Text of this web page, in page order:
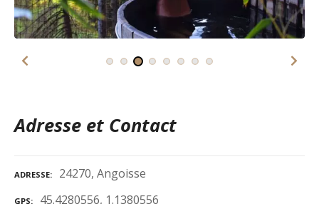
Adresse et Contact
ADRESSE 24270, Angoisse
GPS 45.4280556, 1.1380556